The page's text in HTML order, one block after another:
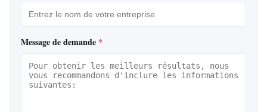
Message de demande *